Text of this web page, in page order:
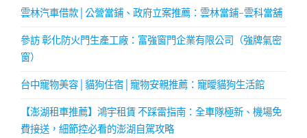
雲林汽車借款│公營當鋪、政府立案推薦：雲林當鋪-雲科當舖
參訪 彰化防火門生產工廠：富強窗門企業有限公司（強牌氣密
窗）
台中寵物美容│貓狗住宿│寵物安親推薦：寵曖貓狗生活館
【澎湖租車推薦】鴻宇租賃 不踩雷指南：全車隊極新、機場免
費接送，細節控必看的澎湖自駕攻略